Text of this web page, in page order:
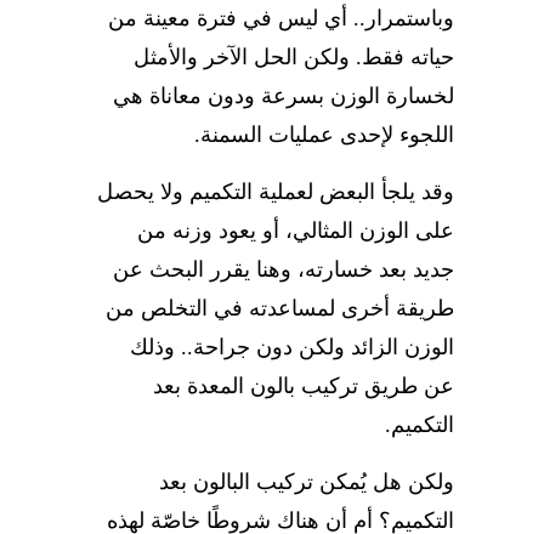
وباستمرار.. أي ليس في فترة معينة من
حياته فقط. ولكن الحل الآخر والأمثل
لخسارة الوزن بسرعة ودون معاناة هي
اللجوء لإحدى عمليات السمنة.
وقد يلجأ البعض لعملية التكميم ولا يحصل
على الوزن المثالي، أو يعود وزنه من
جديد بعد خسارته، وهنا يقرر البحث عن
طريقة أخرى لمساعدته في التخلص من
الوزن الزائد ولكن دون جراحة.. وذلك
عن طريق تركيب بالون المعدة بعد
التكميم.
ولكن هل يُمكن تركيب البالون بعد
التكميم؟ أم أن هناك شروطًا خاصّة لهذه